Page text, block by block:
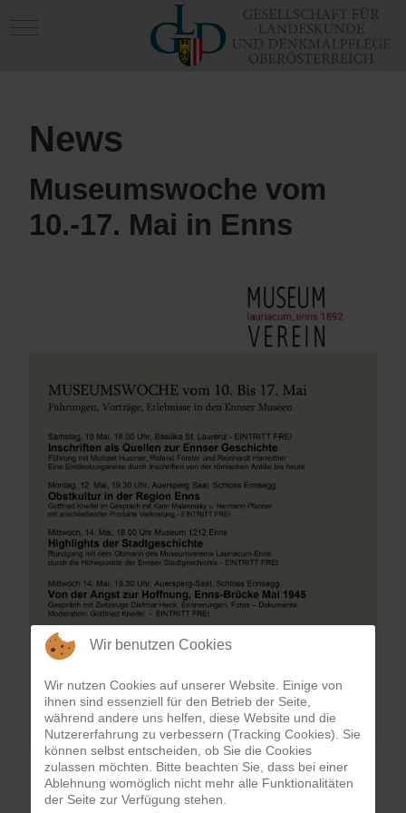
Mobile Menu Toggle
News
Museumswoche vom
10.-17. Mai in Enns
Wir benutzen Cookies
Wir nutzen Cookies auf unserer Website. Einige von
ihnen sind essenziell für den Betrieb der Seite,
während andere uns helfen, diese Website und die
Nutzererfahrung zu verbessern (Tracking Cookies). Sie
können selbst entscheiden, ob Sie die Cookies
zulassen möchten. Bitte beachten Sie, dass bei einer
Ablehnung womöglich nicht mehr alle Funktionalitäten
der Seite zur Verfügung stehen.